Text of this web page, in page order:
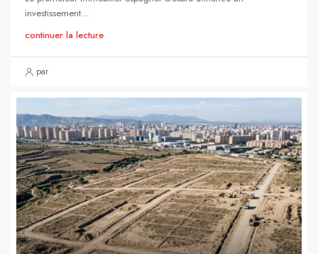
investissement...
continuer la lecture
par